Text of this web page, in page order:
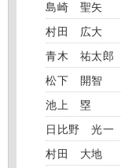
島崎 聖矢
村田 広大
青木 祐太郎
松下 開智
池上 塁
日比野 光一
村田 大地